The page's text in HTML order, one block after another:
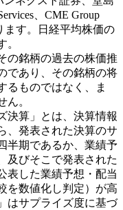
、CME Group
ます。日経平均株価の
。
の銘柄の過去の株価推
であり、その銘柄の将
るものではなく、ま
ん。
決算」とは、決算情報
、発表された決算のサ
半期であるか、業績予
及びそこで発表された
表した業績予想・配当
を数値化し判定）が高
はサプライズ度に基づ